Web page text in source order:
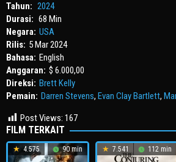
Tahun: 2024
Durasi: 68 Min
Negara: USA
Rilis: 5 Mar 2024
Bahasa: English
Anggaran: $ 6.000,00
Direksi: Brett Kelly
Pemain: Darren Stevens, Evan Clay Bartlett,
Post Views: 167
FILM TERKAIT
4.575 90 min 7.541 112 min